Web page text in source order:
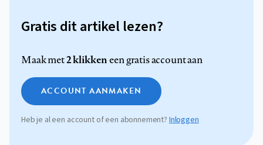
Gratis dit artikel lezen?
Maak met2 klikkeneen gratis account aan
ACCOUNT AANMAKEN
Heb je al een account of een abonnement? Inloggen